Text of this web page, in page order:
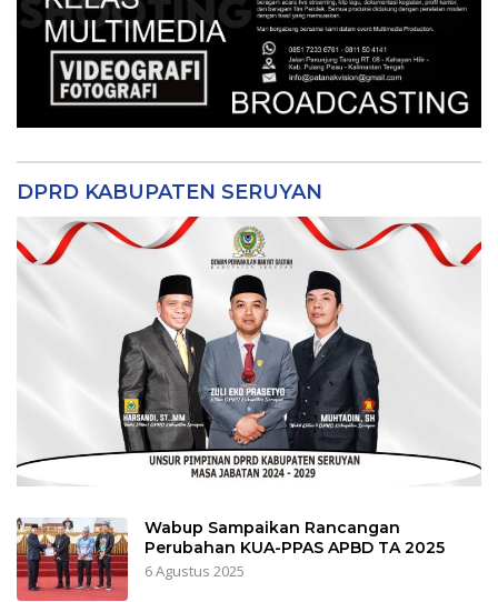
DPRD KABUPATEN SERUYAN
Wabup Sampaikan Rancangan
Perubahan KUA-PPAS APBD TA 2025
6 Agustus 2025